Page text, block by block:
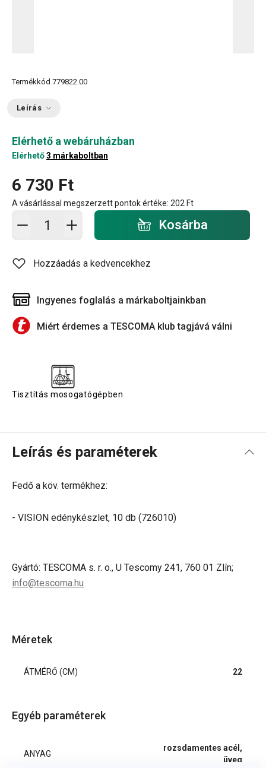
Termékkód 779822.00
Leírás
Elérhető a webáruházban
Elérhető3 márkaboltban
6 730 Ft
A vásárlással megszerzett pontok értéke: 202 Ft
Kosárba - mennyiség Kosárba
Hozzáadás a kedvencekhez
Ingyenes foglalás a márkaboltjainkban
Miért érdemes a TESCOMA klub tagjává válni
Tisztítás mosogatógépben
Leírás és paraméterek
Fedő a köv. termékhez:
- VISION edénykészlet, 10 db (726010)
Gyártó: TESCOMA s. r. o., U Tescomy 241, 760 01 Zlín;
info@tescoma.hu
Méretek
ÁTMÉRŐ (CM) 22
Egyéb paraméterek
ANYAG
rozsdamentes acél,
üveg